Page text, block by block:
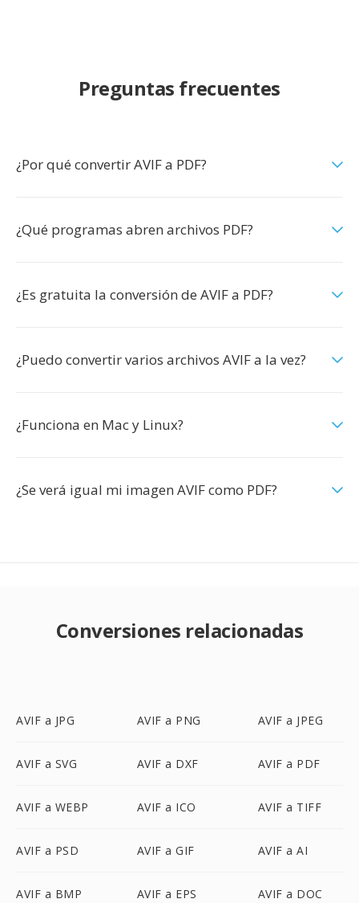
Preguntas frecuentes
¿Por qué convertir AVIF a PDF?
¿Qué programas abren archivos PDF?
¿Es gratuita la conversión de AVIF a PDF?
¿Puedo convertir varios archivos AVIF a la vez?
¿Funciona en Mac y Linux?
¿Se verá igual mi imagen AVIF como PDF?
Conversiones relacionadas
AVIF a JPG AVIF a PNG AVIF a JPEG
AVIF a SVG AVIF a DXF AVIF a PDF
AVIF a WEBP AVIF a ICO AVIF a TIFF
AVIF a PSD AVIF a GIF AVIF a AI
AVIF a BMP AVIF a EPS AVIF a DOC